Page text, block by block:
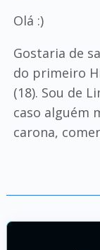
Olá :)
Gostaria de
do primeiro
(18). Sou de
caso alguém
carona,